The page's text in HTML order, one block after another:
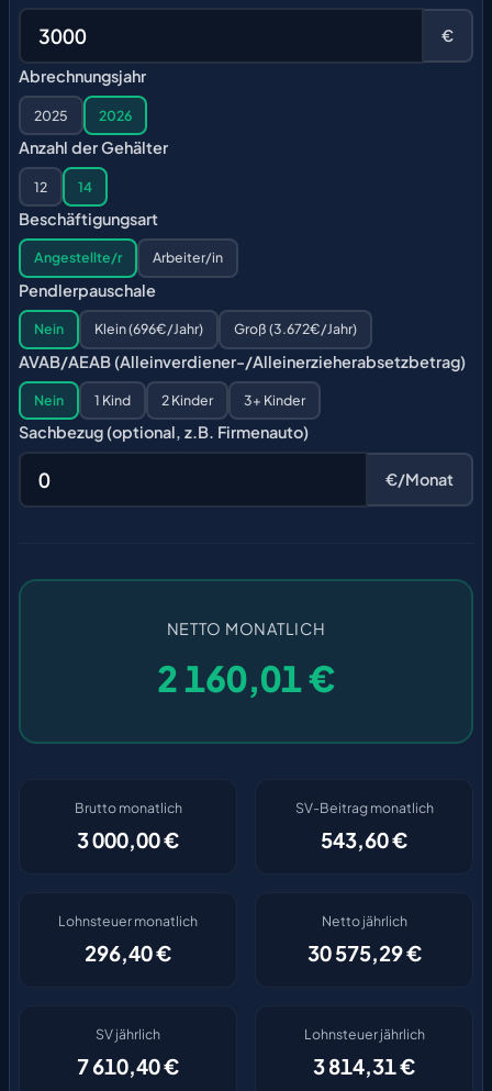
€
Abrechnungsjahr
2025 2026
Anzahl der Gehälter
12 14
Beschäftigungsart
Angestellte/r Arbeiter/in
Pendlerpauschale
Nein Klein (696€/Jahr) Groß (3.672€/Jahr)
AVAB/AEAB (Alleinverdiener-/Alleinerzieherabsetzbetrag)
Nein 1 Kind 2 Kinder 3+ Kinder
Sachbezug (optional, z.B. Firmenauto)
€/Monat
NETTO MONATLICH
2 160,01 €
Brutto monatlich
3 000,00 €
SV-Beitrag monatlich
543,60 €
Lohnsteuer monatlich
296,40 €
Netto jährlich
30 575,29 €
SV jährlich
7 610,40 €
Lohnsteuer jährlich
3 814,31 €